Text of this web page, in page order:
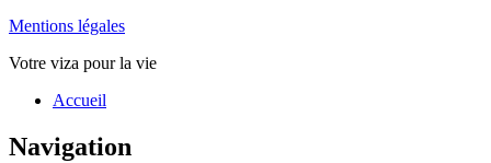
Mentions légales
Votre viza pour la vie
Haut
page
Accueil
Navigation